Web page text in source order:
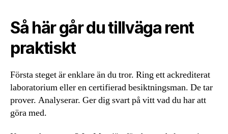
Så här går du tillväga rent
praktiskt
Första steget är enklare än du tror. Ring ett ackrediterat
laboratorium eller en certifierad besiktningsman. De tar
prover. Analyserar. Ger dig svart på vitt vad du har att
göra med.